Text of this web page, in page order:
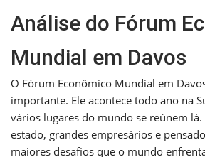
Análise do Fórum
Mundial em Davos
O Fórum Econômico Mundial em
importante. Ele acontece todo ano na
vários lugares do mundo se reúnem lá.
estado, grandes empresários e
maiores desafios que o mundo